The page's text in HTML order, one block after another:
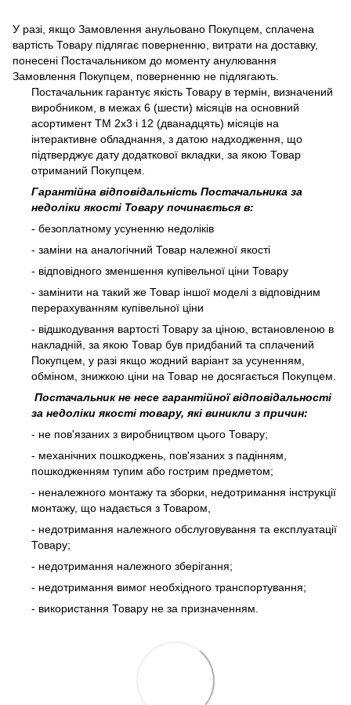
У разі, якщо Замовлення анульовано Покупцем, сплачена
вартість Товару підлягає поверненню, витрати на доставку,
понесені Постачальником до моменту анулювання
Замовлення Покупцем, поверненню не підлягають.
Постачальник гарантує якість Товару в термін, визначений
виробником, в межах 6 (шести) місяців на основний
асортимент ТМ 2х3 і 12 (дванадцять) місяців на
інтерактивне обладнання, з датою надходження, що
підтверджує дату додаткової вкладки, за якою Товар
отриманий Покупцем.
Гарантійна відповідальність Постачальника за
недоліки якості Товару починається в:
- безоплатному усуненню недоліків
- заміни на аналогічний Товар належної якості
- відповідного зменшення купівельної ціни Товару
- замінити на такий же Товар іншої моделі з відповідним
перерахуванням купівельної ціни
- відшкодування вартості Товару за ціною, встановленою в
накладній, за якою Товар був придбаний та сплачений
Покупцем, у разі якщо жодний варіант за усуненням,
обміном, знижкою ціни на Товар не досягається Покупцем.
Постачальник не несе гарантійної відповідальності
за недоліки якості товару, які виникли з причин:
- не пов'язаних з виробництвом цього Товару;
- механічних пошкоджень, пов'язаних з падінням,
пошкодженням тупим або гострим предметом;
- неналежного монтажу та зборки, недотримання інструкції
монтажу, що надається з Товаром,
- недотримання належного обслуговування та експлуатації
Товару;
- недотримання належного зберігання;
- недотримання вимог необхідного транспортування;
- використання Товару не за призначенням.